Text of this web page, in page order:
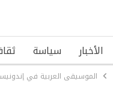
الأخبار سياسة
الموسيقى العربية في